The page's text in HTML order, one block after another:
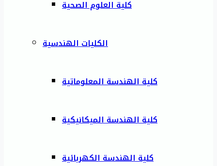
كلية العلوم الصحية
الكليات الهندسية
كلية الهندسة المعلوماتية
كلية الهندسة الميكانيكية
كلية الهندسة الكهربائية